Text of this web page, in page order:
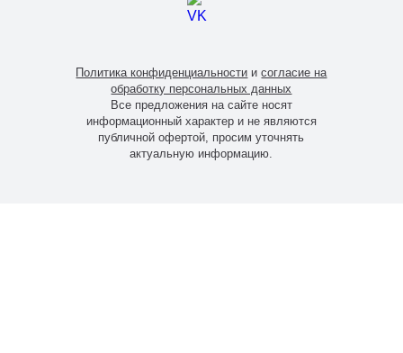
Все предложения на сайте носят
информационный характер и не являются
публичной офертой, просим уточнять
актуальную информацию.
Политика конфиденциальности исогласие на
обработку персональных данных